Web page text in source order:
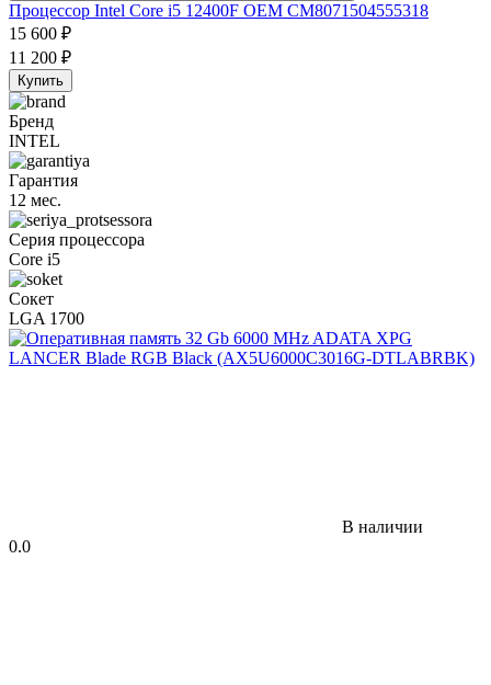
Процессор Intel Core i5 12400F OEM CM8071504555318
15 600 ₽
11 200 ₽
Купить
Бренд
INTEL
Гарантия
12 мес.
Серия процессора
Core i5
Сокет
LGA 1700
В наличии
0.0